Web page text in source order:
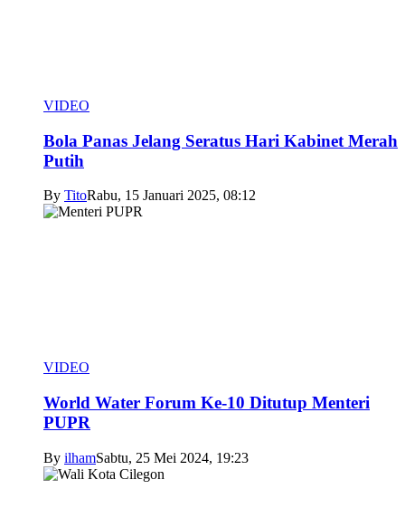
VIDEO
Bola Panas Jelang Seratus Hari Kabinet Merah
Putih
By TitoRabu, 15 Januari 2025, 08:12
VIDEO
World Water Forum Ke-10 Ditutup Menteri
PUPR
By ilhamSabtu, 25 Mei 2024, 19:23